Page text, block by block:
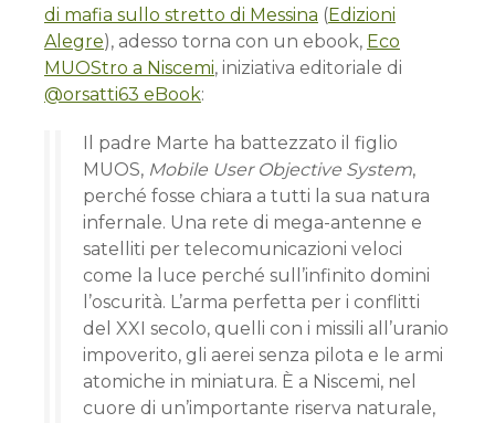
di mafia sullo stretto di Messina (Edizioni
Alegre), adesso torna con un ebook, Eco
MUOStro a Niscemi, iniziativa editoriale di
@orsatti63 eBook:
Il padre Marte ha battezzato il figlio
MUOS, Mobile User Objective System,
perché fosse chiara a tutti la sua natura
infernale. Una rete di mega-antenne e
satelliti per telecomunicazioni veloci
come la luce perché sull’infinito domini
l’oscurità. L’arma perfetta per i conflitti
del XXI secolo, quelli con i missili all’uranio
impoverito, gli aerei senza pilota e le armi
atomiche in miniatura. È a Niscemi, nel
cuore di un’importante riserva naturale,